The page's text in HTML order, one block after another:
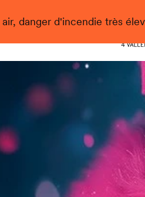
danger d'incendie très